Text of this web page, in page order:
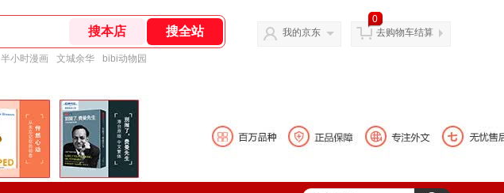
半小时漫画 文城余华 bibi动物园
我的京东
0
去购物车结算